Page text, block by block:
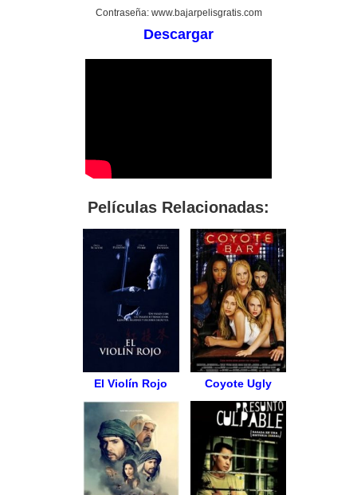
Contraseña: www.bajarpelisgratis.com
Descargar
Películas Relacionadas:
El Violín Rojo Coyote Ugly